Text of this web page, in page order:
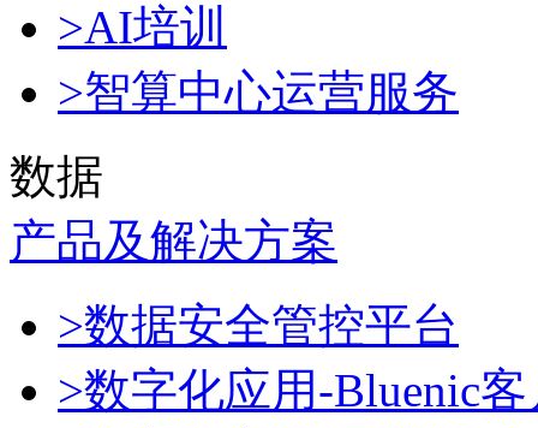
>AI培训
>智算中心运营服务
数据
产品及解决方案
>数据安全管控平台
>数字化应用-Bluenic